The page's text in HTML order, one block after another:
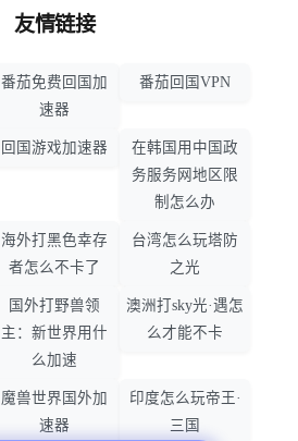
友情链接
番茄免费回国加
速器
番茄回国VPN
回国游戏加速器
在韩国用中国政
务服务网地区限
制怎么办
海外打黑色幸存
者怎么不卡了
台湾怎么玩塔防
之光
国外打野兽领
主：新世界用什
么加速
澳洲打sky光·遇怎
么才能不卡
魔兽世界国外加
速器
印度怎么玩帝王·
三国